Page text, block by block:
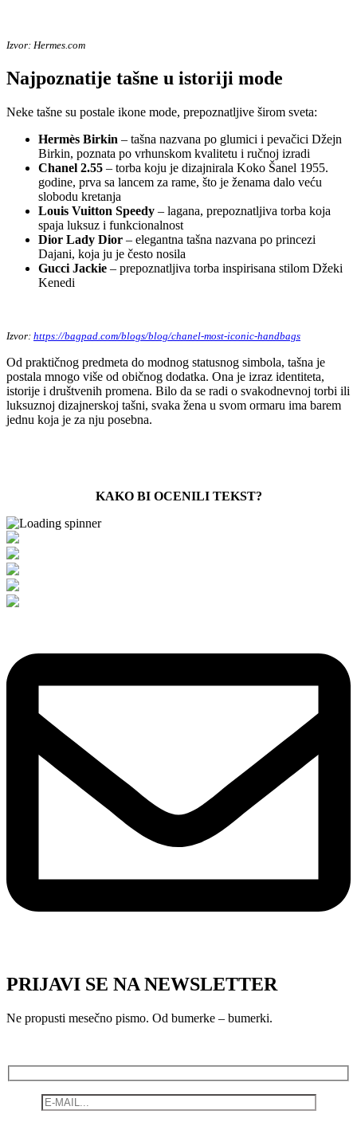
Izvor: Hermes.com
Najpoznatije tašne u istoriji mode
Neke tašne su postale ikone mode, prepoznatljive širom sveta:
Hermès Birkin – tašna nazvana po glumici i pevačici Džejn
Birkin, poznata po vrhunskom kvalitetu i ručnoj izradi
Chanel 2.55 – torba koju je dizajnirala Koko Šanel 1955.
godine, prva sa lancem za rame, što je ženama dalo veću
slobodu kretanja
Louis Vuitton Speedy – lagana, prepoznatljiva torba koja
spaja luksuz i funkcionalnost
Dior Lady Dior – elegantna tašna nazvana po princezi
Dajani, koja ju je često nosila
Gucci Jackie – prepoznatljiva torba inspirisana stilom Džeki
Kenedi
Izvor: https://bagpad.com/blogs/blog/chanel-most-iconic-handbags
Od praktičnog predmeta do modnog statusnog simbola, tašna je
postala mnogo više od običnog dodatka. Ona je izraz identiteta,
istorije i društvenih promena. Bilo da se radi o svakodnevnoj torbi ili
luksuznoj dizajnerskoj tašni, svaka žena u svom ormaru ima barem
jednu koja je za nju posebna.
KAKO BI OCENILI TEKST?
PRIJAVI SE NA NEWSLETTER
Ne propusti mesečno pismo. Od bumerke – bumerki.